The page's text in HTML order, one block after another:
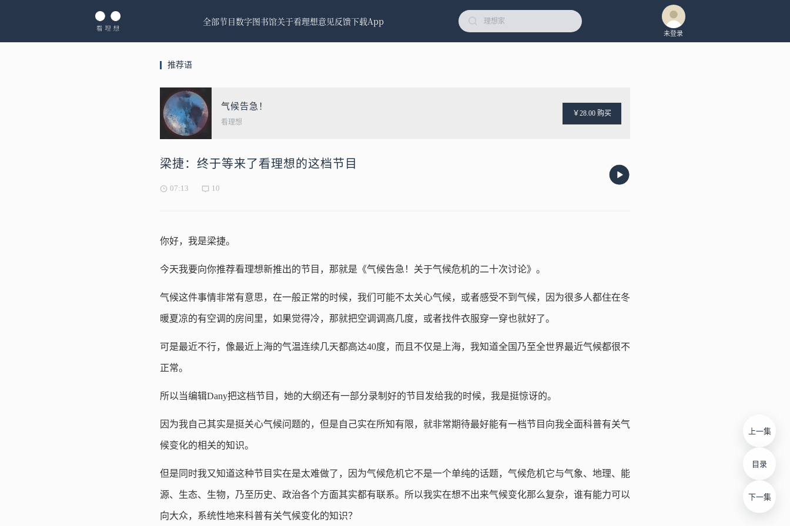
全部节目数字图书馆关于看理想意见反馈下载App
未登录
推荐语
气候告急！
看理想
￥28.00 购买
梁捷：终于等来了看理想的这档节目
07:13 10
上一集
目录
下一集
你好，我是梁捷。
今天我要向你推荐看理想新推出的节目，那就是《气候告急！关于气候危机的二十次讨论》。
气候这件事情非常有意思，在一般正常的时候，我们可能不太关心气候，或者感受不到气候，因为很多人都住在冬
暖夏凉的有空调的房间里，如果觉得冷，那就把空调调高几度，或者找件衣服穿一穿也就好了。
可是最近不行，像最近上海的气温连续几天都高达40度，而且不仅是上海，我知道全国乃至全世界最近气候都很不
正常。
所以当编辑Dany把这档节目，她的大纲还有一部分录制好的节目发给我的时候，我是挺惊讶的。
因为我自己其实是挺关心气候问题的，但是自己实在所知有限，就非常期待最好能有一档节目向我全面科普有关气
候变化的相关的知识。
但是同时我又知道这种节目实在是太难做了，因为气候危机它不是一个单纯的话题，气候危机它与气象、地理、能
源、生态、生物，乃至历史、政治各个方面其实都有联系。所以我实在想不出来气候变化那么复杂，谁有能力可以
向大众，系统性地来科普有关气候变化的知识？